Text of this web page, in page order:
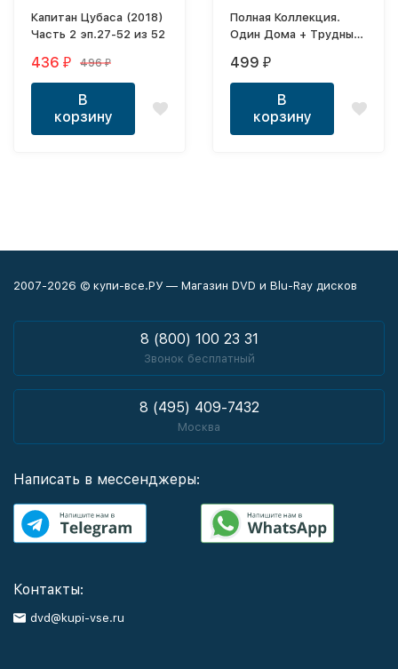
Капитан Цубаса (2018)
Часть 2 эп.27-52 из 52
436 ₽ 496₽
В
корзину
Полная Коллекция.
Один Дома + Трудный
499 ₽
В
корзину
2007-2026 © купи-все.РУ — Магазин DVD и Blu-Ray дисков
8 (800) 100 23 31
Звонок бесплатный
8 (495) 409-7432
Москва
Написать в мессенджеры:
Контакты:
dvd@kupi-vse.ru